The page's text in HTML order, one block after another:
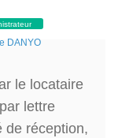
DANYO
le locataire
lettre
de réception,